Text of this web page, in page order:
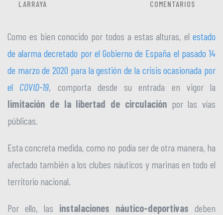
LARRAYA
COMENTARIOS
Como es bien conocido por todos a estas alturas, el estado
de alarma decretado por el Gobierno de España el pasado 14
de marzo de 2020 para la gestión de la crisis ocasionada por
el COVID-19, comporta desde su entrada en vigor la
limitación de la libertad de circulaciónpor las vías
públicas.
Esta concreta medida, como no podía ser de otra manera, ha
afectado también a los clubes náuticos y marinas en todo el
territorio nacional.
Por ello, las instalaciones náutico-deportivas deben